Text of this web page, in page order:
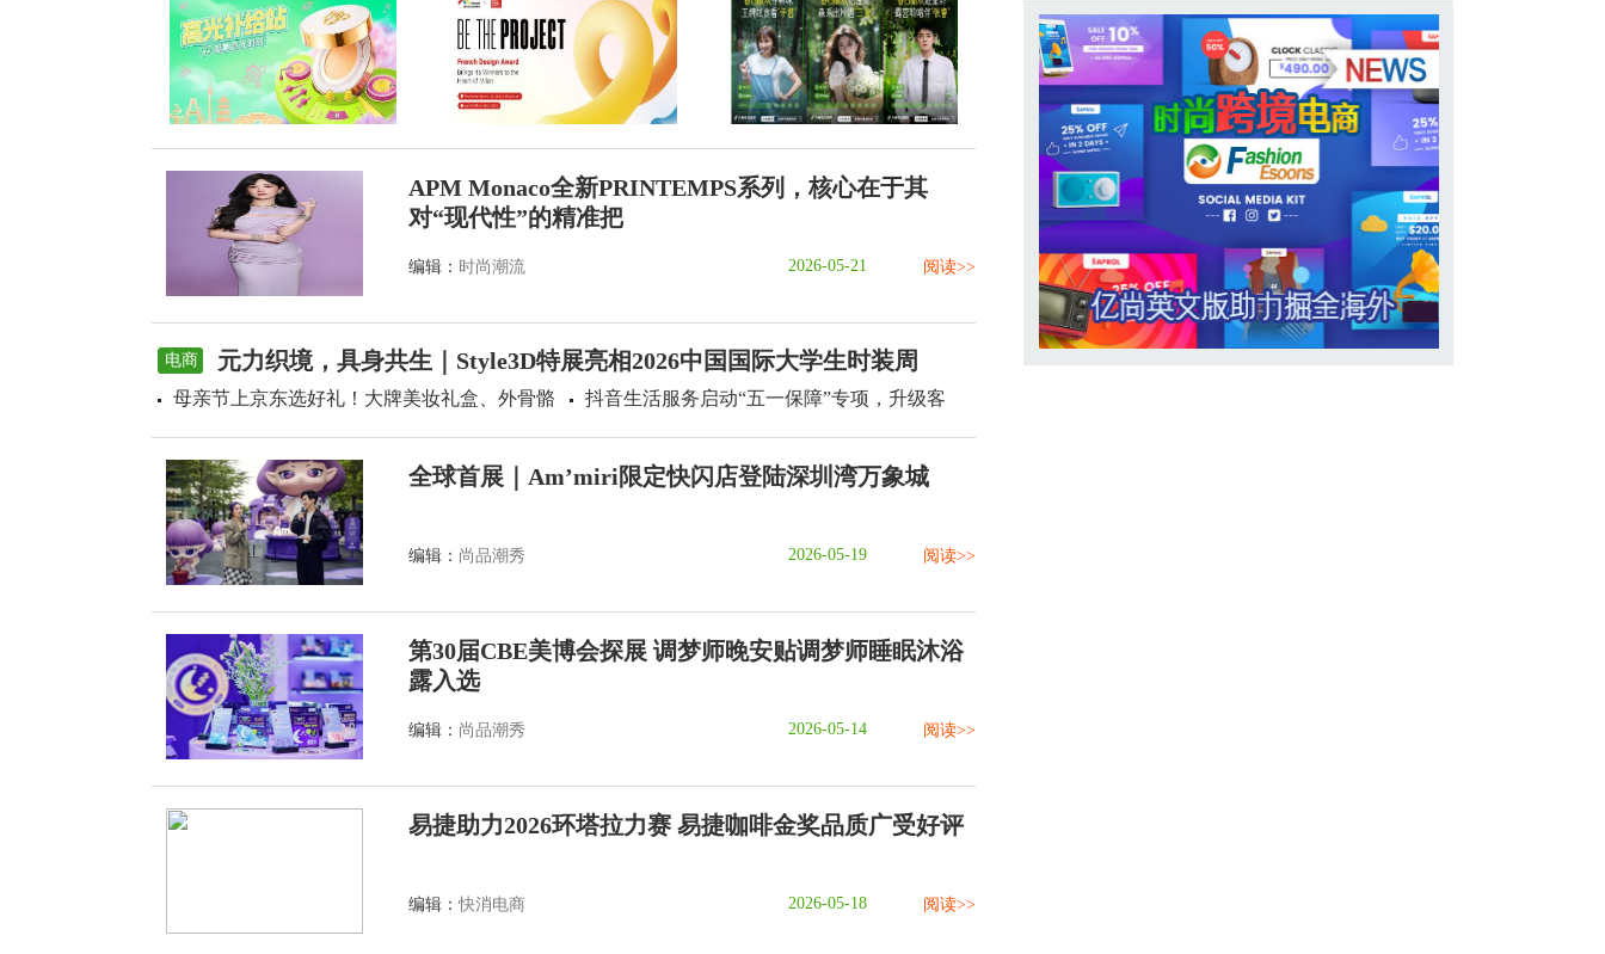
APM Monaco全新PRINTEMPS系列，核心在于其
对“现代性”的精准把
编辑： 时尚潮流 2026-05-21 阅读>>
电商 元力织境，具身共生｜Style3D特展亮相2026中国国际大学生时装周
母亲节上京东选好礼！大牌美妆礼盒、外骨骼 抖音生活服务启动“五一保障”专项，升级客
全球首展｜Am’miri限定快闪店登陆深圳湾万象城
编辑： 尚品潮秀 2026-05-19 阅读>>
第30届CBE美博会探展 调梦师晚安贴调梦师睡眠沐浴
露入选
编辑： 尚品潮秀 2026-05-14 阅读>>
易捷助力2026环塔拉力赛 易捷咖啡金奖品质广受好评
编辑：快消电商 2026-05-18 阅读>>